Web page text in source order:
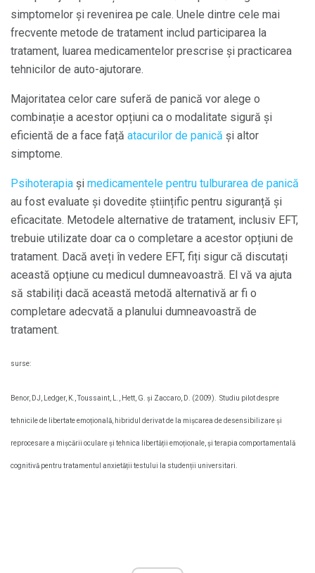
simptomelor și revenirea pe cale. Unele dintre cele mai
frecvente metode de tratament includ participarea la
tratament, luarea medicamentelor prescrise și practicarea
tehnicilor de auto-ajutorare.
Majoritatea celor care suferă de panică vor alege o
combinație a acestor opțiuni ca o modalitate sigură și
eficientă de a face față atacurilor de panică și altor
simptome.
Psihoterapia și medicamentele pentru tulburarea de panică
au fost evaluate și dovedite științific pentru siguranță și
eficacitate. Metodele alternative de tratament, inclusiv EFT,
trebuie utilizate doar ca o completare a acestor opțiuni de
tratament. Dacă aveți în vedere EFT, fiți sigur că discutați
această opțiune cu medicul dumneavoastră. El vă va ajuta
să stabiliți dacă această metodă alternativă ar fi o
completare adecvată a planului dumneavoastră de
tratament.
surse:
Benor, DJ, Ledger, K., Toussaint, L., Hett, G. și Zaccaro, D. (2009). Studiu pilot despre
tehnicile de libertate emoțională, hibridul derivat de la mișcarea de desensibilizare și
reprocesare a mișcării oculare și tehnica libertății emoționale, și terapia comportamentală
cognitivă pentru tratamentul anxietății testului la studenții universitari.